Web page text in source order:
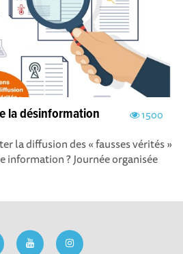
1500
la désinformation
la diffusion des « fausses vérités »
information ? Journée organisée